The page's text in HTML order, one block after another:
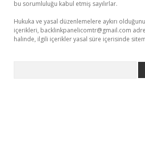
bu sorumluluğu kabul etmiş sayılırlar.
Hukuka ve yasal düzenlemelere aykırı
içerikleri, backlinkpanelicomtr@gmail.com
halinde, ilgili içerikler yasal süre içerisinde